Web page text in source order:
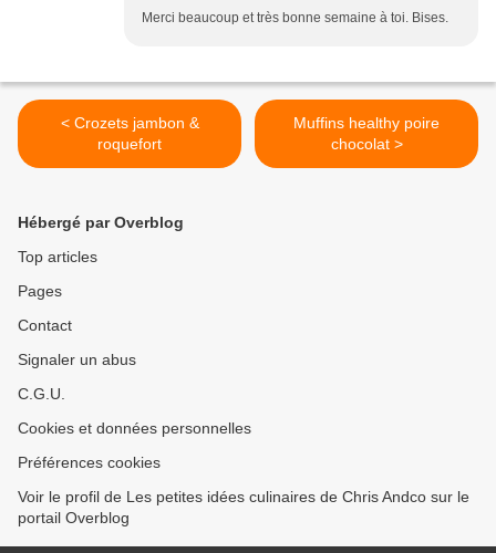
Merci beaucoup et très bonne semaine à toi. Bises.
< Crozets jambon &
roquefort
Muffins healthy poire
chocolat >
Hébergé par Overblog
Top articles
Pages
Contact
Signaler un abus
C.G.U.
Cookies et données personnelles
Préférences cookies
Voir le profil de Les petites idées culinaires de Chris Andco sur le
portail Overblog